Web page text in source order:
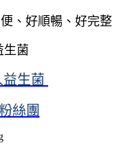
、好順暢、好完整
生菌
益生菌
絲團